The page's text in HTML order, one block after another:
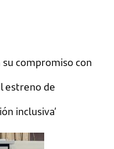
su compromiso con
estreno de
inclusiva’